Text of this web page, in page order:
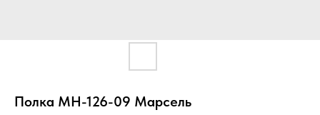
Полка МН-126-09 Марсель